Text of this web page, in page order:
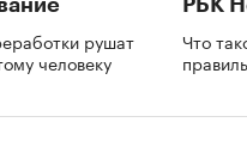
рушат
человеку
РБК
Что